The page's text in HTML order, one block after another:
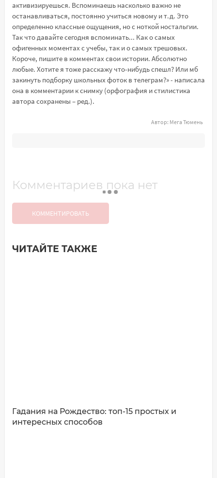
активизируешься. Вспоминаешь насколько важно не
останавливаться, постоянно учиться новому и т.д. Это
определенно классные ощущения, но с ноткой ностальгии.
Так что давайте сегодня вспоминать... Как о самых
офигенных моментах с учебы, так и о самых трешовых.
Короче, пишите в комментах свои истории. Абсолютно
любые. Хотите я тоже расскажу что-нибудь спешл? Или мб
закинуть подборку школьных фоток в телеграм?» - написала
она в комментарии к снимку (орфография и стилистика
автора сохранены – ред.).
Автор: Мега Тюмень
Комментариев пока нет
КОММЕНТИРОВАТЬ
Добавить комментарий
ЧИТАЙТЕ ТАКЖЕ
Гадания на Рождество: топ-15 простых и
интересных способов